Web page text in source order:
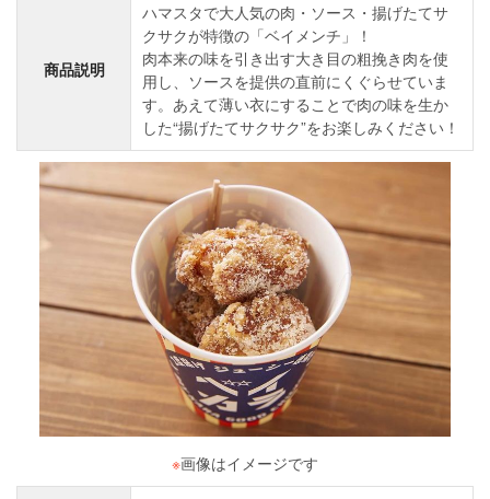
商品説明
ハマスタで大人気の肉・ソース・揚げたてサ
クサクが特徴の「ベイメンチ」！
肉本来の味を引き出す大き目の粗挽き肉を使
用し、ソースを提供の直前にくぐらせていま
す。あえて薄い衣にすることで肉の味を生か
した“揚げたてサクサク”をお楽しみください！
※画像はイメージです